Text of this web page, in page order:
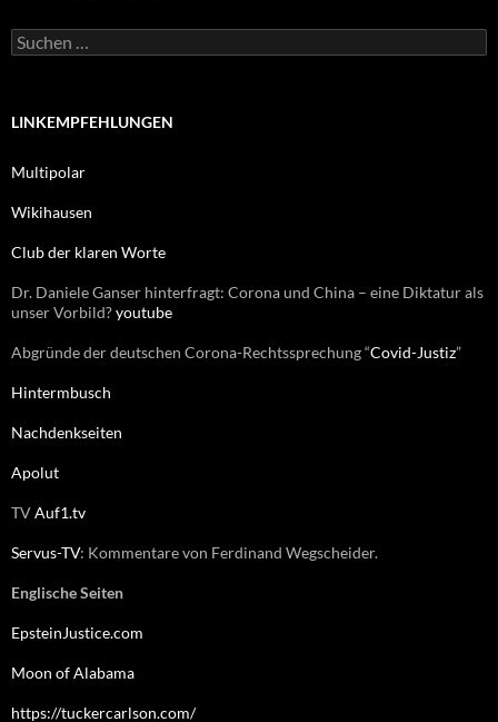
r
S
u
e
a
h
LINKEMPFEHLUNGEN
Multipolar
Wikihausen
Club der klaren Worte
Dr. Daniele Ganser hinterfragt: Corona und China – eine Diktatur als
unser Vorbild?youtube
Abgründe der deutschen Corona-Rechtssprechung “Covid-Justiz”
Hintermbusch
Nachdenkseiten
Apolut
TVAuf1.tv
Servus-TV: Kommentare von Ferdinand Wegscheider.
Englische Seiten
EpsteinJustice.com
Moon of Alabama
https://tuckercarlson.com/